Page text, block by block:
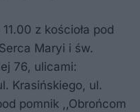
z kościoła pod
Maryi i św.
76, ulicami:
Krasińskiego, ul.
pomnik ,,Obrońcom